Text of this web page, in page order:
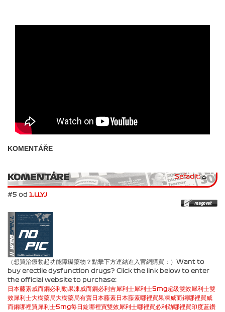
KOMENTÁŘE
KOMENTÁRE Seřadit:
#5 od 1.LLYJ
（想買治療勃起功能障礙藥物？點擊下方連結進入官網購買：）Want to
buy erectile dysfunction drugs? Click the link below to enter
the official website to purchase:
日本藤素威而鋼必利勁果凍威而鋼必利吉犀利士犀利士5mg超級雙效犀利士雙
效犀利士大樹藥局大樹藥局有賣日本藤素日本藤素哪裡買果凍威而鋼哪裡買威
而鋼哪裡買 犀利士5mg每日錠哪裡買雙效犀利士哪裡買必利劲哪裡買印度蓝鑽